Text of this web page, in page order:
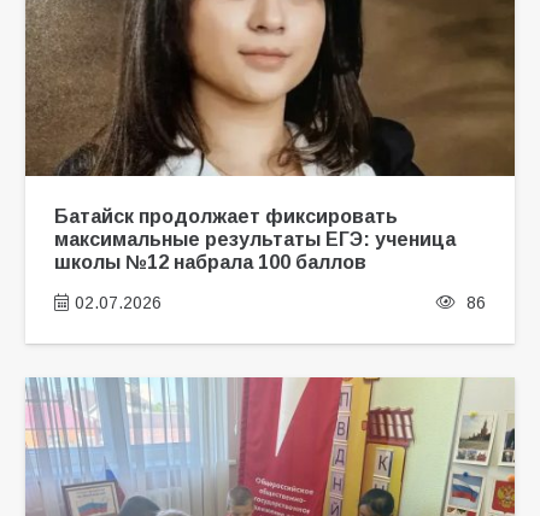
Батайск продолжает фиксировать
максимальные результаты ЕГЭ: ученица
школы №12 набрала 100 баллов
02.07.2026 86